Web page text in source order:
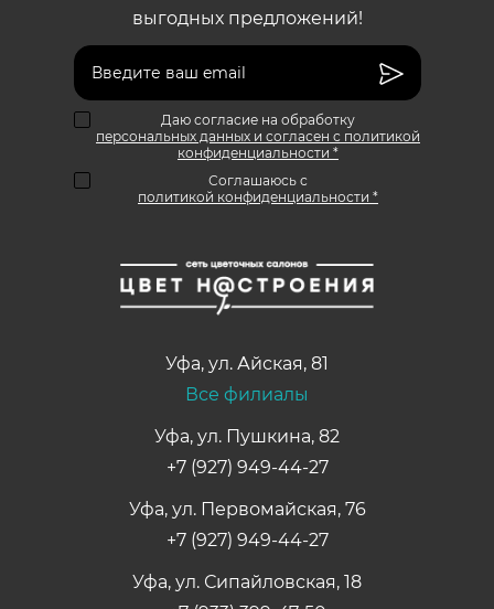
выгодных предложений!
Даю согласие на обработку
персональных данных и согласен с политикой
конфиденциальности *
Соглашаюсь с
политикой конфиденциальности *
Уфа, ул. Айская, 81
Все филиалы
Уфа, ул. Пушкина, 82
+7 (927) 949-44-27
Уфа, ул. Первомайская, 76
+7 (927) 949-44-27
Уфа, ул. Сипайловская, 18